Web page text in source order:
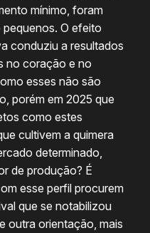
mínimo, foram
O efeito
conduziu a resultados
no coração e no
esses não são
porém em 2025 que
como estes
cultivem a quimera
determinado,
de produção? É
esse perfil procurem
que se notabilizou
outra orientação, mais